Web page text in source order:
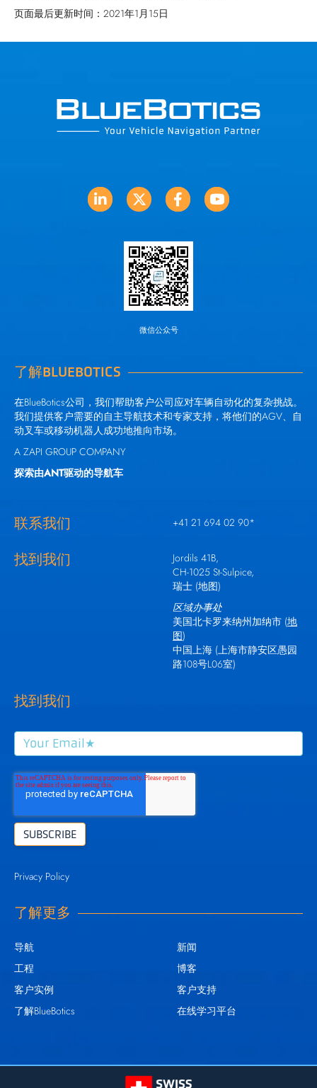
页面最后更新时间：2021年1月15日
微信公众号
了解BLUEBOTICS
在BlueBotics公司，我们帮助客户公司应对车辆自动化的复杂挑战。
我们提供客户需要的自主导航技术和专家支持，将他们的AGV、自
动叉车或移动机器人成功地推向市场。
A ZAPI GROUP COMPANY
探索由ANT驱动的导航车
联系我们
找到我们
+41 21 694 02 90*
Jordils 41B,
CH-1025 St-Sulpice,
瑞士 (地图)
区域办事处
美国北卡罗来纳州加纳市 (地
图)
中国上海 (上海市静安区愚园
路108号L06室)
找到我们
Privacy Policy
了解更多
导航
工程
客户实例
了解BlueBotics
新闻
博客
客户支持
在线学习平台